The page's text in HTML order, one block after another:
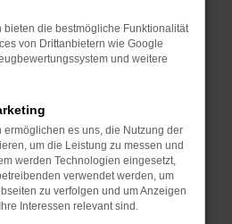
neu.
helfen, vorübergehende
dem neuesten Stand
birgt nicht nur ein
sondern kann auch dazu
Funktionen nicht mehr
bieten die bestmögliche Funktionalität
von Drittanbietern wie Google
und weitere
ermöglichen es uns, die Nutzung der
um die Leistung zu messen und
werden Technologien eingesetzt,
verwendet werden, um
zu verfolgen und um Anzeigen
Interessen relevant sind.